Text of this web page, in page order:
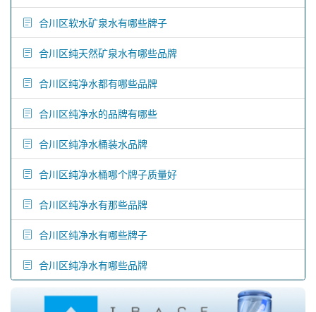
合川区软水矿泉水有哪些牌子
合川区纯天然矿泉水有哪些品牌
合川区纯净水都有哪些品牌
合川区纯净水的品牌有哪些
合川区纯净水桶装水品牌
合川区纯净水桶哪个牌子质量好
合川区纯净水有那些品牌
合川区纯净水有哪些牌子
合川区纯净水有哪些品牌